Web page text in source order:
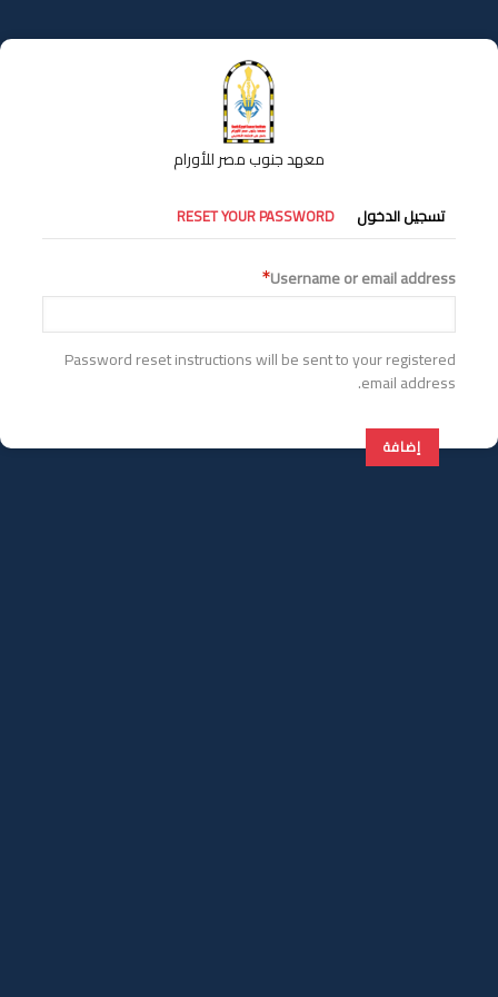
إلى
المحتوى
معهد جنوب مصر للأورام
التبويبات
الأساسية
تسجيل الدخول RESET YOUR PASSWORD
Username or email address
Password reset instructions will be sent to your registered
email address.